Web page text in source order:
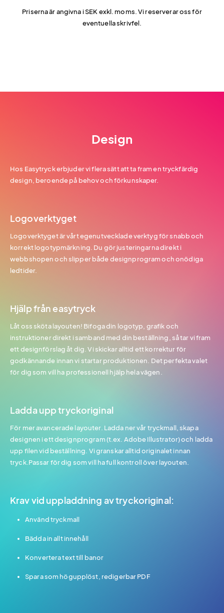
Priserna är angivna i SEK exkl. moms. Vi reserverar oss för
eventuella skrivfel.
Design
Hos Easytryck erbjuder vi flera sätt att ta fram en tryckfärdig
design, beroende på behov och förkunskaper.
Logoverktyget
Logoverktyget är vårt egenutvecklade verktyg för snabb och
korrekt logotypmärkning. Du gör justeringarna direkt i
webbshopen och slipper både designprogram och onödiga
ledtider.
Hjälp från easytryck
Låt oss sköta layouten! Bifoga din logotyp, grafik och
instruktioner direkt i samband med din beställning, så tar vi fram
ett designförslag åt dig. Vi skickar alltid ett korrektur för
godkännande innan vi startar produktionen. Det perfekta valet
för dig som vill ha professionell hjälp hela vägen.
Ladda upp tryckoriginal
För mer avancerade layouter. Ladda ner vår tryckmall, skapa
designen i ett designprogram (t.ex. Adobe Illustrator) och ladda
upp filen vid beställning. Vi granskar alltid originalet innan
tryck.Passar för dig som vill ha full kontroll över layouten.
Krav vid uppladdning av tryckoriginal:
Använd tryckmall
Bädda in allt innehåll
Konvertera text till banor
Spara som högupplöst, redigerbar PDF